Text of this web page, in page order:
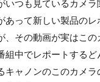
いつも見ているカメラ
あって新しい製品の
、その動画が実はこ
組中でレポートするど
キャノンのこのカメラ